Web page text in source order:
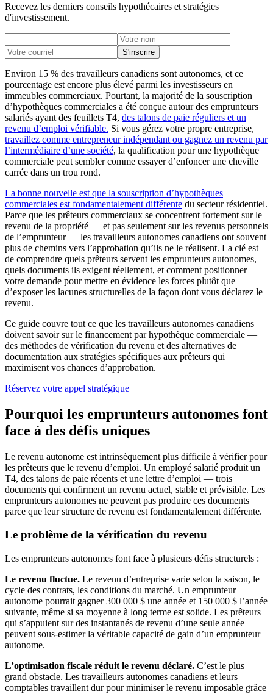
Recevez les derniers conseils hypothécaires et stratégies
d'investissement.
S'inscrire
Environ 15 % des travailleurs canadiens sont autonomes, et ce
pourcentage est encore plus élevé parmi les investisseurs en
immeubles commerciaux. Pourtant, la majorité de la souscription
d’hypothèques commerciales a été conçue autour des emprunteurs
salariés ayant des feuillets T4, des talons de paie réguliers et un
revenu d’emploi vérifiable. Si vous gérez votre propre entreprise,
travaillez comme entrepreneur indépendant ou gagnez un revenu par
l’intermédiaire d’une société, la qualification pour une hypothèque
commerciale peut sembler comme essayer d’enfoncer une cheville
carrée dans un trou rond.
La bonne nouvelle est que la souscription d’hypothèques
commerciales est fondamentalement différente du secteur résidentiel.
Parce que les prêteurs commerciaux se concentrent fortement sur le
revenu de la propriété — et pas seulement sur les revenus personnels
de l’emprunteur — les travailleurs autonomes canadiens ont souvent
plus de chemins vers l’approbation qu’ils ne le réalisent. La clé est
de comprendre quels prêteurs servent les emprunteurs autonomes,
quels documents ils exigent réellement, et comment positionner
votre demande pour mettre en évidence les forces plutôt que
d’exposer les lacunes structurelles de la façon dont vous déclarez le
revenu.
Ce guide couvre tout ce que les travailleurs autonomes canadiens
doivent savoir sur le financement par hypothèque commerciale —
des méthodes de vérification du revenu et des alternatives de
documentation aux stratégies spécifiques aux prêteurs qui
maximisent vos chances d’approbation.
Réservez votre appel stratégique
Pourquoi les emprunteurs autonomes font
face à des défis uniques
Le revenu autonome est intrinsèquement plus difficile à vérifier pour
les prêteurs que le revenu d’emploi. Un employé salarié produit un
T4, des talons de paie récents et une lettre d’emploi — trois
documents qui confirment un revenu actuel, stable et prévisible. Les
emprunteurs autonomes ne peuvent pas produire ces documents
parce que leur structure de revenu est fondamentalement différente.
Le problème de la vérification du revenu
Les emprunteurs autonomes font face à plusieurs défis structurels :
Le revenu fluctue. Le revenu d’entreprise varie selon la saison, le
cycle des contrats, les conditions du marché. Un emprunteur
autonome pourrait gagner 300 000 $ une année et 150 000 $ l’année
suivante, même si sa moyenne à long terme est solide. Les prêteurs
qui s’appuient sur des instantanés de revenu d’une seule année
peuvent sous-estimer la véritable capacité de gain d’un emprunteur
autonome.
L’optimisation fiscale réduit le revenu déclaré. C’est le plus
grand obstacle. Les travailleurs autonomes canadiens et leurs
comptables travaillent dur pour minimiser le revenu imposable grâce